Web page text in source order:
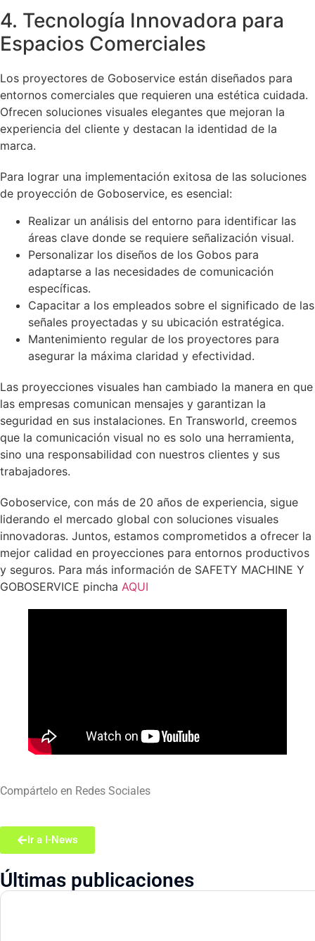
4. Tecnología Innovadora para
Espacios Comerciales
Los proyectores de Goboservice están diseñados para
entornos comerciales que requieren una estética cuidada.
Ofrecen soluciones visuales elegantes que mejoran la
experiencia del cliente y destacan la identidad de la
marca.
Para lograr una implementación exitosa de las soluciones
de proyección de Goboservice, es esencial:
Realizar un análisis del entorno para identificar las
áreas clave donde se requiere señalización visual.
Personalizar los diseños de los Gobos para
adaptarse a las necesidades de comunicación
específicas.
Capacitar a los empleados sobre el significado de las
señales proyectadas y su ubicación estratégica.
Mantenimiento regular de los proyectores para
asegurar la máxima claridad y efectividad.
Las proyecciones visuales han cambiado la manera en que
las empresas comunican mensajes y garantizan la
seguridad en sus instalaciones. En Transworld, creemos
que la comunicación visual no es solo una herramienta,
sino una responsabilidad con nuestros clientes y sus
trabajadores.
Goboservice, con más de 20 años de experiencia, sigue
liderando el mercado global con soluciones visuales
innovadoras. Juntos, estamos comprometidos a ofrecer la
mejor calidad en proyecciones para entornos productivos
y seguros. Para más información de SAFETY MACHINE Y
GOBOSERVICE pincha AQUI
Compártelo en Redes Sociales
Ir a I-News
Últimas publicaciones